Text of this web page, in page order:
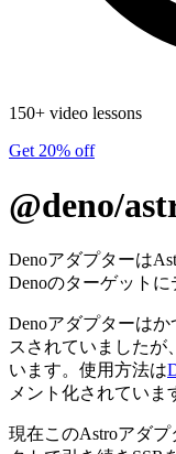
150+ video lessons
Get 20% off
@deno/
Denoアダプターは
Denoのターゲットに
Denoアダプターは
スされていましたが
います。使用方法は
メント化されていま
現在このAstroアダ